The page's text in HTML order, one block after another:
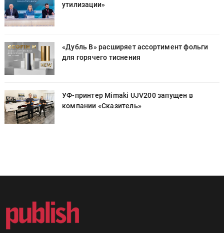
утилизации»
«Дубль В» расширяет ассортимент фольги
для горячего тиснения
УФ-принтер Mimaki UJV200 запущен в
компании «Сказитель»